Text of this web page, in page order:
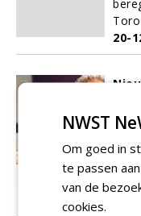
Toro
20-
bij
zal
NWST
Om goed in
te passen
van de
cookies.